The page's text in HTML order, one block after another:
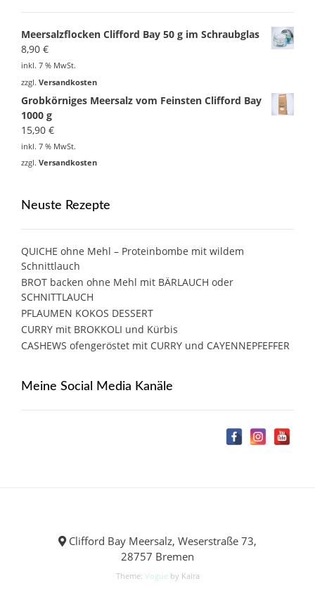
Meersalzflocken Clifford Bay 50 g im Schraubglas
8,90 €
inkl. 7 % MwSt.
zzgl. Versandkosten
Grobkörniges Meersalz vom Feinsten Clifford Bay
1000 g
15,90 €
inkl. 7 % MwSt.
zzgl. Versandkosten
Neuste Rezepte
QUICHE ohne Mehl – Proteinbombe mit wildem
Schnittlauch
BROT backen ohne Mehl mit BÄRLAUCH oder
SCHNITTLAUCH
PFLAUMEN KOKOS DESSERT
CURRY mit BROKKOLI und Kürbis
CASHEWS ofengeröstet mit CURRY und CAYENNEPFEFFER
Meine Social Media Kanäle
Clifford Bay Meersalz, Weserstraße 73,
28757 Bremen
Theme: Vogue by Kaira